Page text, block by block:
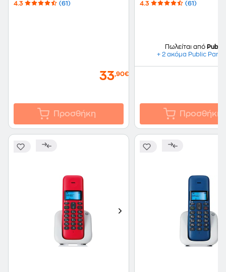
4.3 (61)
33,90€
Προσθήκη
4.3 (61)
Πωλείται από Public
+ 2 ακόμα Public
Προσθήκη